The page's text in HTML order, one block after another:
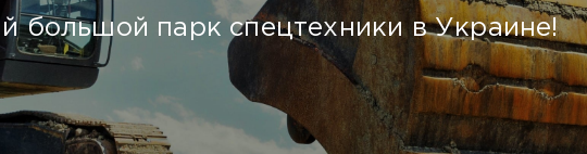
большой парк спецтехники в Украине!